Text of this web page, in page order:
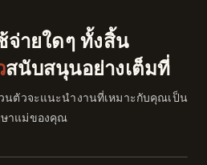
จ่ายใดๆ ทั้งสิ้น
สนับสนุนอย่างเต็มที่
นตัวจะแนะนำงานที่เหมาะกับคุณเป็น
าแม่ของคุณ